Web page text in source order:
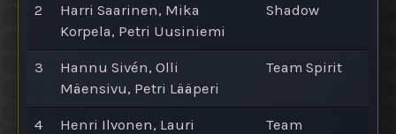
2
Harri Saarinen, Mika
Korpela, Petri Uusiniemi
Shadow
3
Hannu Sivén, Olli
Mäensivu, Petri Lääperi
Team Spirit
4
Henri Ilvonen, Lauri
Team